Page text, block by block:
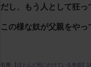
だし、もう人として狂っ
この様な奴が父親をやっ
引用: 【ほとんど死にかけている奥様】1